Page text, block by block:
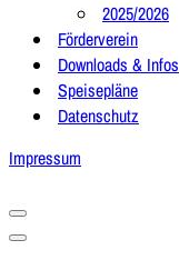
2025/2026
Förderverein
Downloads & Infos
Speisepläne
Datenschutz
Impressum
Navigationsmenü
Navigationsmenü